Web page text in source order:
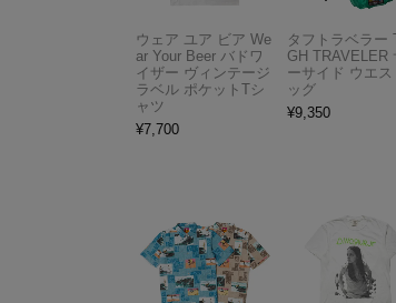
ウェア ユア ビア We
ar Your Beer バドワ
イザー ヴィンテージ
ラベル ポケットTシ
ャツ
¥7,700
タフトラベラー
GH TRAVELER
ーサイド ウエス
ッグ
¥9,350